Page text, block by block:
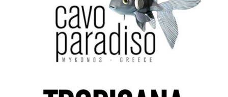
Σεβασμιώτατος Δωρόθεος Β’